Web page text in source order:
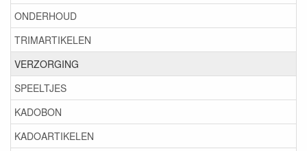
ONDERHOUD
TRIMARTIKELEN
VERZORGING
SPEELTJES
KADOBON
KADOARTIKELEN